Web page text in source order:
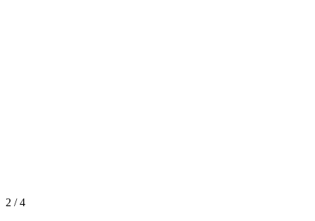
2 /4